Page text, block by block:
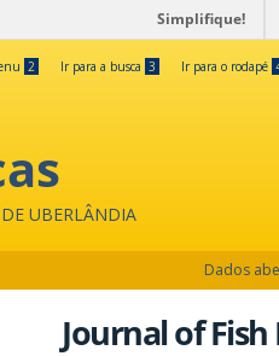
Simplifique!
2 Ir para a busca 3 Ir para o rodapé
UBERLÂNDIA
Dados
Journal of